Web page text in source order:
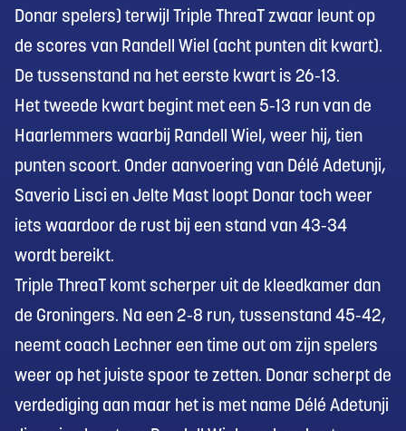
Donar spelers) terwijl Triple ThreaT zwaar leunt op
de scores van Randell Wiel (acht punten dit kwart).
De tussenstand na het eerste kwart is 26-13.
Het tweede kwart begint met een 5-13 run van de
Haarlemmers waarbij Randell Wiel, weer hij, tien
punten scoort. Onder aanvoering van Délé Adetunji,
Saverio Lisci en Jelte Mast loopt Donar toch weer
iets waardoor de rust bij een stand van 43-34
wordt bereikt.
Triple ThreaT komt scherper uit de kleedkamer dan
de Groningers. Na een 2-8 run, tussenstand 45-42,
neemt coach Lechner een time out om zijn spelers
weer op het juiste spoor te zetten. Donar scherpt de
verdediging aan maar het is met name Délé Adetunji